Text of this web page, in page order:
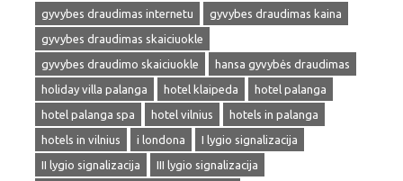
gyvybes draudimas internetu
gyvybes draudimas kaina
gyvybes draudimas skaiciuokle
gyvybes draudimo skaiciuokle
hansa gyvybės draudimas
holiday villa palanga
hotel klaipeda
hotel palanga
hotel palanga spa
hotel vilnius
hotels in palanga
hotels in vilnius
i londona
I lygio signalizacija
II lygio signalizacija
III lygio signalizacija